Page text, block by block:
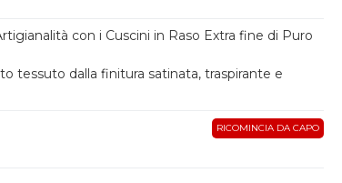
con i Cuscini in Raso Extra fine di Puro
tessuto dalla finitura satinata, traspirante e
RICOMINCIA DA CAPO